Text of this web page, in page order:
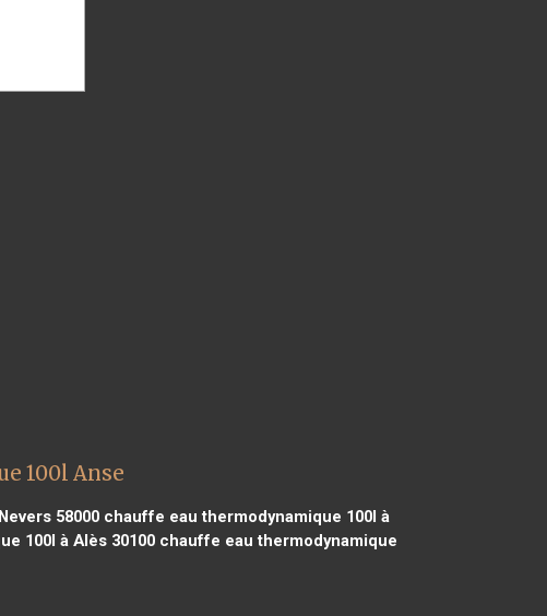
100l Anse
58000 chauffe eau thermodynamique 100l à
100l à Alès 30100chauffe eau thermodynamique